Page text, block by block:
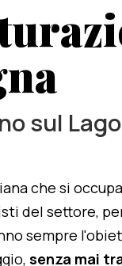
sul
che si
del settore,
sempre
senza mai